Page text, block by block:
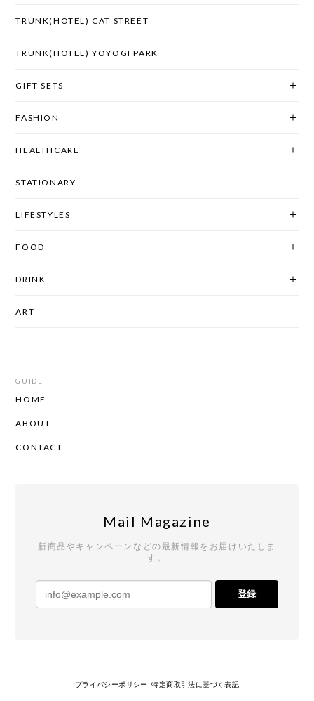
TRUNK(HOTEL) CAT STREET
TRUNK(HOTEL) YOYOGI PARK
GIFT SETS
FASHION
HEALTHCARE
STATIONARY
LIFESTYLES
FOOD
DRINK
ART
GUIDE
HOME
ABOUT
CONTACT
Mail Magazine
新商品やキャンペーンなどの最新情報をお届けいたしま
す。
登録
プライバシーポリシー 特定商取引法に基づく表記